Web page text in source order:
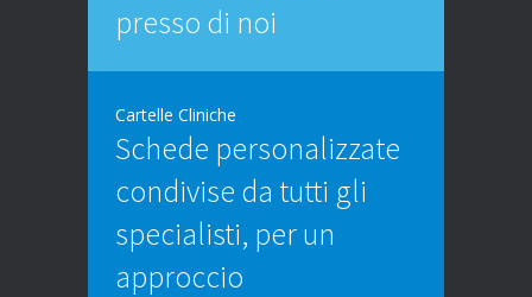
presso di noi
Cartelle Cliniche
Schede personalizzate
condivise da tutti gli
specialisti, per un
approccio